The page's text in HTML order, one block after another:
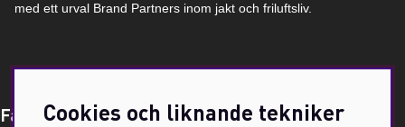
med ett urval Brand Partners inom jakt och friluftsliv.
Få Magasin Vildmarken direkt till din e-post!*
Cookies och liknande tekniker